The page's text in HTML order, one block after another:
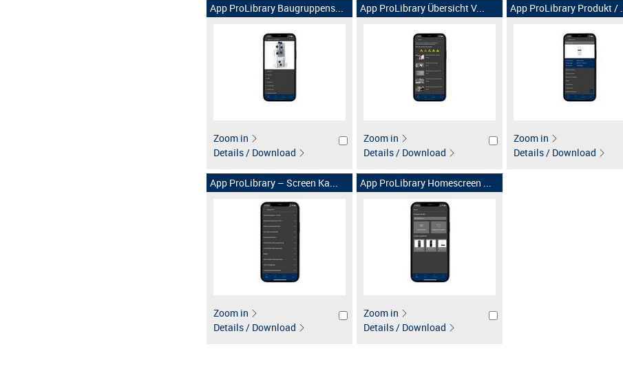
App ProLibrary Baugruppens...
Zoom in
Details / Download
App ProLibrary Übersicht V...
Zoom in
Details / Download
App ProLibrary Produkt / ...
Zoom in
Details / Download
App ProLibrary – Screen Ka...
Zoom in
Details / Download
App ProLibrary Homescreen ...
Zoom in
Details / Download